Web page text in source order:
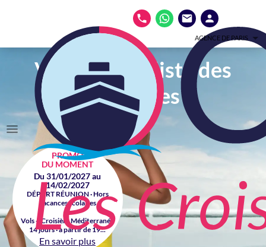
AGENCE DE PARIS
Votre spécialiste des
croisières
PROMO
DU MOMENT
Du 31/01/2027 au
14/02/2027
DÉPART RÉUNION · Hors
vacances scolaires
Vols + Croisière Méditerranée
14 jours · à partir de 19...
En savoir plus